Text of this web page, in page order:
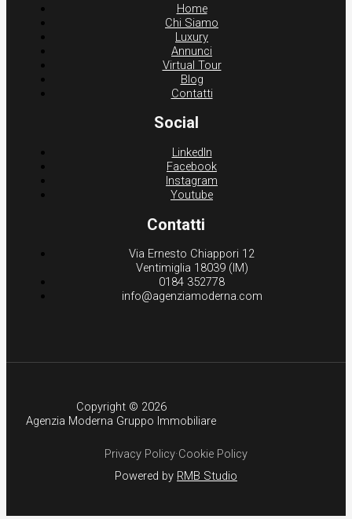
Home
Chi Siamo
Luxury
Annunci
Virtual Tour
Blog
Contatti
Social
LinkedIn
Facebook
Instagram
Youtube
Contatti
Via Ernesto Chiappori 12
Ventimiglia 18039 (IM)
0184 352778
info@agenziamoderna.com
Copyright © 2026
Agenzia Moderna Gruppo Immobiliare
Privacy Policy·Cookie Policy
Powered by RMB Studio